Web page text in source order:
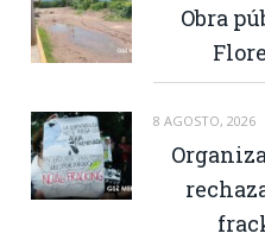
Obra
8 AGOSTO, 2026